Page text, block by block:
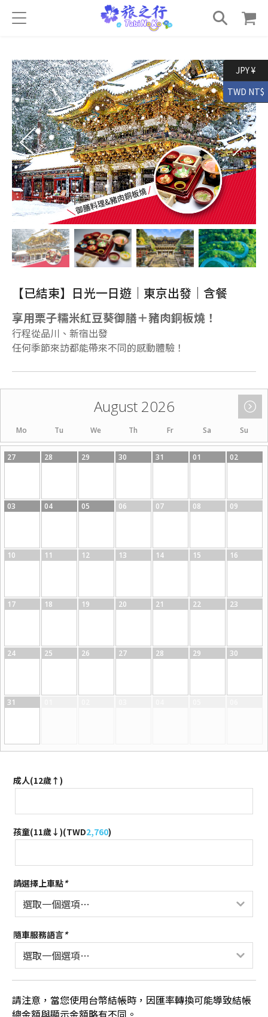
【已結束】日光一日遊｜東京出發｜含餐
享用栗子糯米紅豆葵御膳＋豬肉銅板燒！
行程從品川、新宿出發
任何季節來訪都能帶來不同的感動體驗！
August 2026
Mo Tu We Th Fr Sa Su
27 28 29 30 31 01 02
03 04 05 06 07 08 09
10 11 12 13 14 15 16
17 18 19 20 21 22 23
24 25 26 27 28 29 30
31
成人(12歲↑)
孩童(11歲↓)(TWD2,760)
請選擇上車點*
隨車服務語言*
請注意，當您使用台幣結帳時，因匯率轉換可能導致結帳
JPY ¥
TWD NT$